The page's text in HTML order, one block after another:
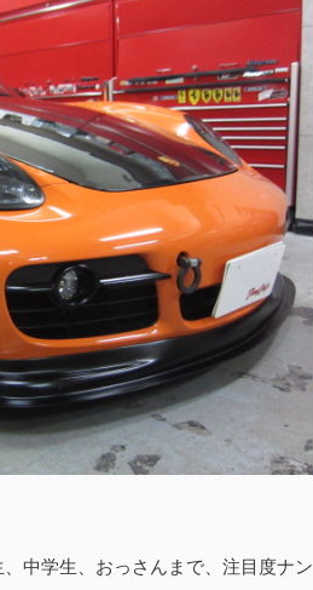
中学生、おっさんまで、注目度ナン